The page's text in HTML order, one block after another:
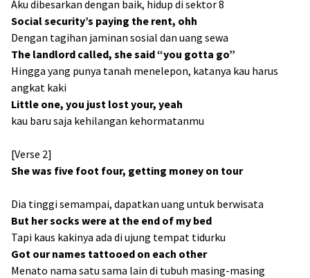
Aku dibesarkan dengan baik, hidup di sektor 8
Social security’s paying the rent, ohh
Dengan tagihan jaminan sosial dan uang sewa
The landlord called, she said “you gotta go”
Hingga yang punya tanah menelepon, katanya kau harus
angkat kaki
Little one, you just lost your, yeah
kau baru saja kehilangan kehormatanmu
[Verse 2]
She was five foot four, getting money on tour
Dia tinggi semampai, dapatkan uang untuk berwisata
But her socks were at the end of my bed
Tapi kaus kakinya ada di ujung tempat tidurku
Got our names tattooed on each other
Menato nama satu sama lain di tubuh masing-masing